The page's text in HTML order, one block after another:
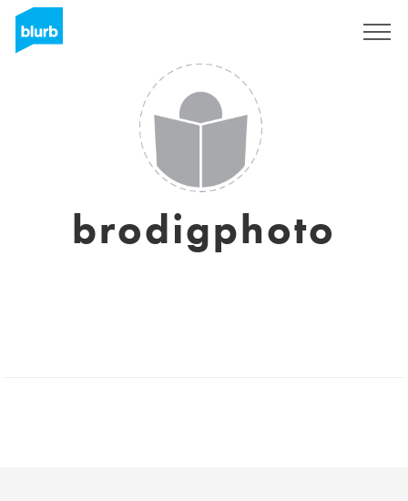
brodigphoto